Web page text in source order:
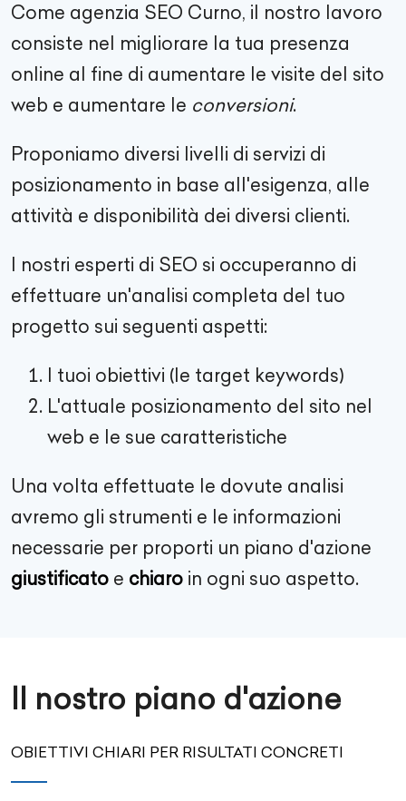
Come agenzia SEO Curno, il nostro lavoro
consiste nel migliorare la tua presenza
online al fine di aumentare le visite del sito
web e aumentare le conversioni.
Proponiamo diversi livelli di servizi di
posizionamento in base all'esigenza, alle
attività e disponibilità dei diversi clienti.
I nostri esperti di SEO si occuperanno di
effettuare un'analisi completa del tuo
progetto sui seguenti aspetti:
I tuoi obiettivi (le target keywords)
L'attuale posizionamento del sito nel
web e le sue caratteristiche
Una volta effettuate le dovute analisi
avremo gli strumenti e le informazioni
necessarie per proporti un piano d'azione
giustificato e chiaro in ogni suo aspetto.
Il nostro piano d'azione
OBIETTIVI CHIARI PER RISULTATI CONCRETI